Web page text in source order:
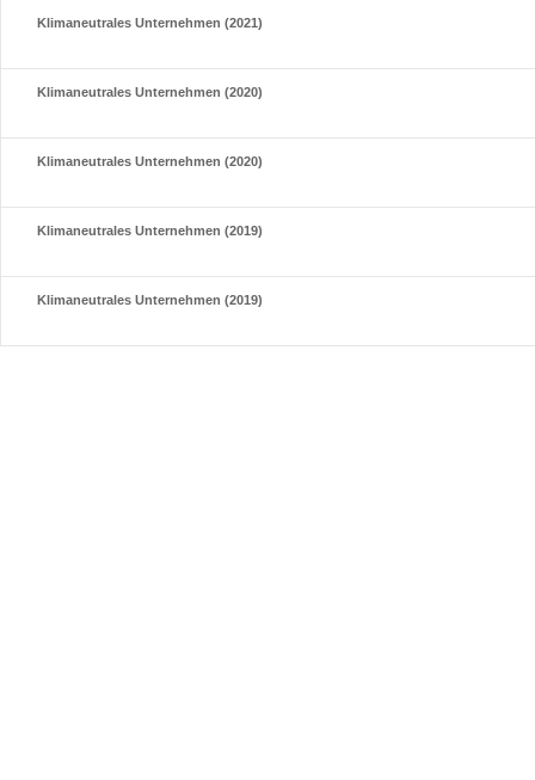
Klimaneutrales Unternehmen (2021)
Klimaneutrales Unternehmen (2020)
Klimaneutrales Unternehmen (2020)
Klimaneutrales Unternehmen (2019)
Klimaneutrales Unternehmen (2019)